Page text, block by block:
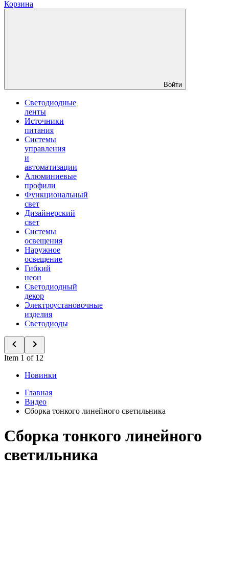
Корзина
Войти
Светодиодные
ленты
Источники
питания
Системы
управления
и
автоматизации
Алюминиевые
профили
Функциональный
свет
Дизайнерский
свет
Системы
освещения
Наружное
освещение
Гибкий
неон
Светодиодный
декор
Электроустановочные
изделия
Светодиоды
Item 1 of 12
Новинки
Главная
Видео
Сборка тонкого линейного светильника
Сборка тонкого линейного
светильника